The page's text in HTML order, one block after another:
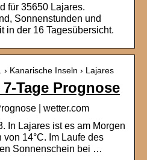
für 35650 Lajares.
Sonnenstunden und
in der 16 Tagesübersicht.
Kanarische Inseln › Lajares
Tage Prognose
| wetter.com
In Lajares ist es am Morgen
14°C. Im Laufe des
Sonnenschein bei …